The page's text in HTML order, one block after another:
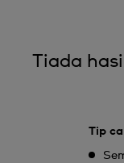
Tiada
Tip